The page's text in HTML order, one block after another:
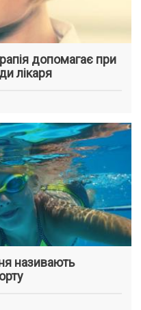
допомагає при
лікаря
називають